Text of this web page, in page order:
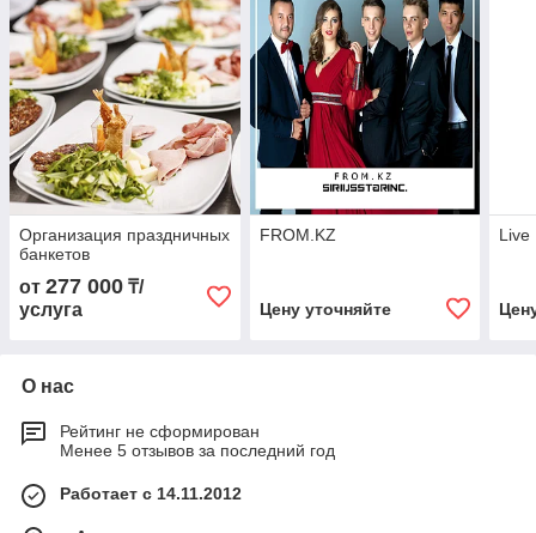
Организация праздничных
банкетов
от 277 000 ₸/
услуга
FROM.KZ
Цену уточняйте
Live
О нас
Рейтинг не сформирован
Менее 5 отзывов за последний год
Работает с 14.11.2012